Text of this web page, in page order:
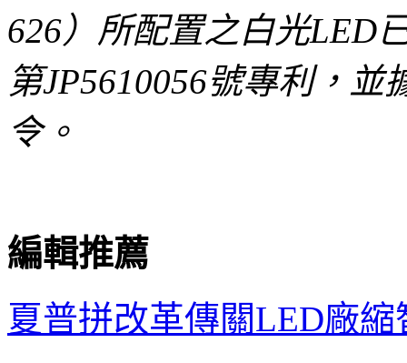
626）所配置之白光LED
第JP5610056號專利，並
令。
編輯推薦
夏普拼改革傳關LED廠縮